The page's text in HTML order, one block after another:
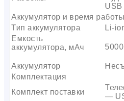
USB
Аккумулятор и время работы
Тип аккумулятора
Li-
Емкость
аккумулятора, мАч
5000
Аккумулятор
Комплектация
Комплект поставки
—